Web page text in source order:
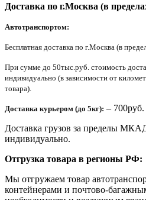
Доставка по г.Москва (в
Автотранспортом:
Бесплатная доставка по г.Москва (в
При сумме до 50тыс.руб. стоимость
индивидуально (в зависимости от
товара).
Доставка курьером (до 5кг): – 700руб.
Доставка грузов за пределы
индивидуально.
Отгрузка товара в регионы РФ:
Мы отгружаем товар
контейнерами и почтово-